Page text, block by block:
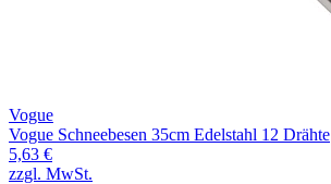
Vogue
Vogue Schneebesen 35cm Edelstahl 12 Drähte
5,63 €
zzgl. MwSt.